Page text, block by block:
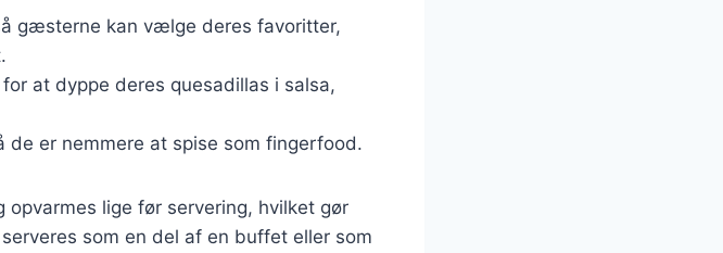
gæsterne kan vælge deres favoritter,
at dyppe deres quesadillas i salsa,
de er nemmere at spise som fingerfood.
lige før servering, hvilket gør
som en del af en buffet eller som